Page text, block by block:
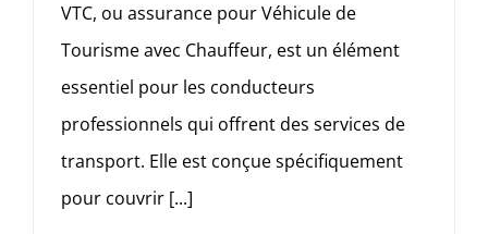
VTC, ou assurance pour Véhicule de
Tourisme avec Chauffeur, est un élément
essentiel pour les conducteurs
professionnels qui offrent des services de
transport. Elle est conçue spécifiquement
pour couvrir [...]